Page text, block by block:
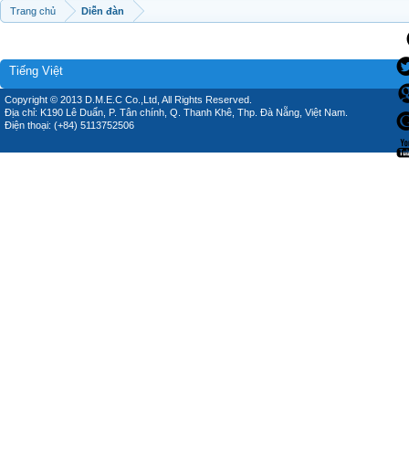
Trang chủ Diễn đàn
Tiếng Việt
Copyright © 2013 D.M.E.C Co.,Ltd, All Rights Reserved.
Địa chỉ: K190 Lê Duẩn, P. Tân chính, Q. Thanh Khê, Thp. Đà Nẵng, Việt Nam.
Điện thoại: (+84) 5113752506